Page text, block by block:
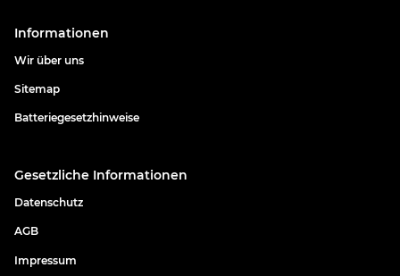
Informationen
Wir über uns
Sitemap
Batteriegesetzhinweise
Gesetzliche Informationen
Datenschutz
AGB
Impressum